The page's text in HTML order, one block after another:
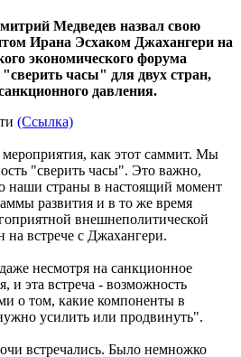
Медведев назвал свою
Ирана Эсхаком Джахангери на
экономического форума
часы" для двух стран,
давления.
(Ссылка)
как этот саммит. Мы
"сверить часы". Это важно,
наши страны в настоящий момент
развития и в то же время
внешнеполитической
на встрече с Джахангери.
несмотря на санкционное
и эта встреча - возможность
о том, какие компоненты в
усилить или продвинуть".
встречались. Было немножко